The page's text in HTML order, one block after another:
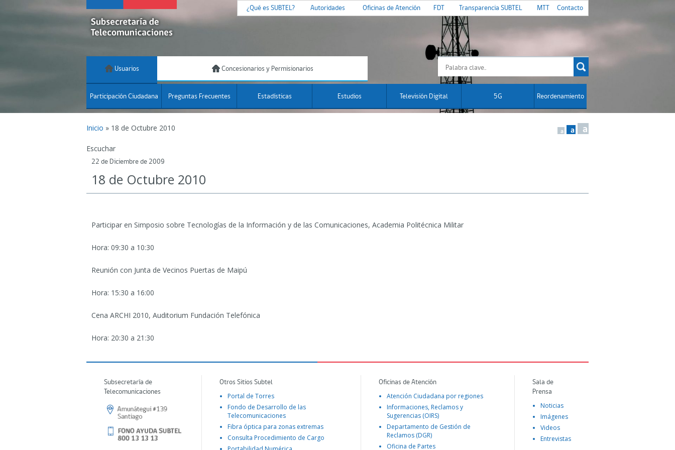
¿Qué es SUBTEL? Autoridades Oficinas de Atención FDT Transparencia SUBTEL MTT Contacto
Usuarios Concesionarios y Permisionarios
Participación Ciudadana Preguntas Frecuentes Estadísticas Estudios Televisión Digital 5G Reordenamiento
Inicio » 18 de Octubre 2010 a a a
Escuchar
22 de Diciembre de 2009
18 de Octubre 2010
Participar en Simposio sobre Tecnologías de la Información y de las Comunicaciones, Academia Politécnica Militar
Hora: 09:30 a 10:30
Reunión con Junta de Vecinos Puertas de Maipú
Hora: 15:30 a 16:00
Cena ARCHI 2010, Auditorium Fundación Telefónica
Hora: 20:30 a 21:30
Subsecretaría de
Telecomunicaciones
Otros Sitios Subtel
Portal de Torres
Fondo de Desarrollo de las
Telecomunicaciones
Fibra óptica para zonas extremas
Consulta Procedimiento de Cargo
Oficinas de Atención
Atención Ciudadana por regiones
Informaciones, Reclamos y
Sugerencias (OIRS)
Departamento de Gestión de
Reclamos (DGR)
Oficina de Partes
Sala de
Prensa
Noticias
Imágenes
Videos
Entrevistas